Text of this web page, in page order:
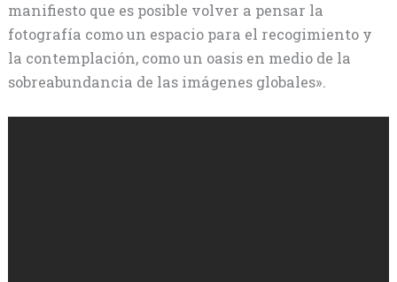
manifiesto que es posible volver a pensar la
fotografía como un espacio para el recogimiento y
la contemplación, como un oasis en medio de la
sobreabundancia de las imágenes globales».